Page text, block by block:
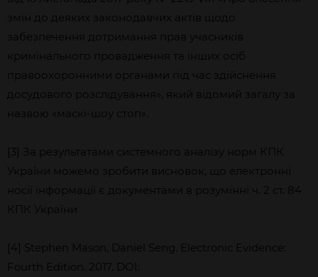
змін до деяких законодавчих актів щодо
забезпечення дотримання прав учасників
кримінального провадження та інших осіб
правоохоронними органами під час здійснення
досудового розслідування», який відомий загалу за
назвою «маскі-шоу стоп».
[3] За результатами системного аналізу норм КПК
України можемо зробити висновок, що електронні
носії інформації є документами в розумінні ч. 2 ст. 84
КПК України
[4] Stephen Mason, Daniel Seng. Electronic Evidence:
Fourth Edition. 2017. DOI: